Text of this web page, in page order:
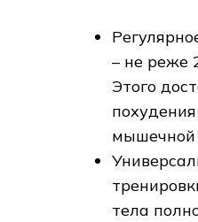
– не реже
Этого
мышечной
тела